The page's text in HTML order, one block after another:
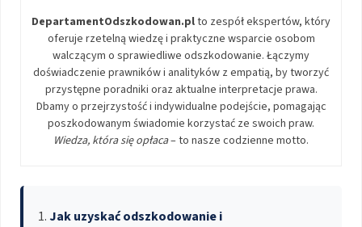
DepartamentOdszkodowan.plto zespół ekspertów, który
oferuje rzetelną wiedzę i praktyczne wsparcie osobom
walczącym o sprawiedliwe odszkodowanie. Łączymy
doświadczenie prawników i analityków z empatią, by tworzyć
przystępne poradniki oraz aktualne interpretacje prawa.
Dbamy o przejrzystość i indywidualne podejście, pomagając
poszkodowanym świadomie korzystać ze swoich praw.
Wiedza, która się opłaca– to nasze codzienne motto.
Jak uzyskać odszkodowanie i